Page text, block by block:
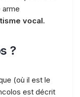
arme
vocal.
?
(où il est le
est décrit